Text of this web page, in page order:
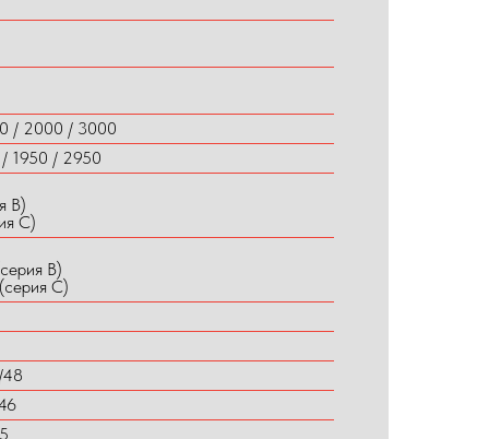
/ 2000 / 3000
1950 / 2950
B)
C)
B)
C)